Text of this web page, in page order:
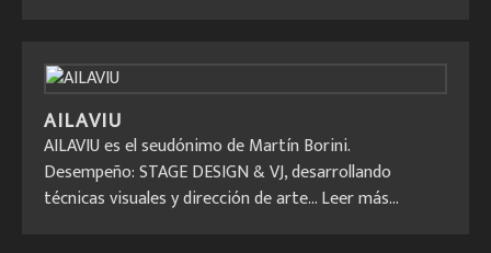
AILAVIU
AILAVIU es el seudónimo de Martín Borini.
Desempeño: STAGE DESIGN & VJ, desarrollando
técnicas visuales y dirección de arte...Leer más...